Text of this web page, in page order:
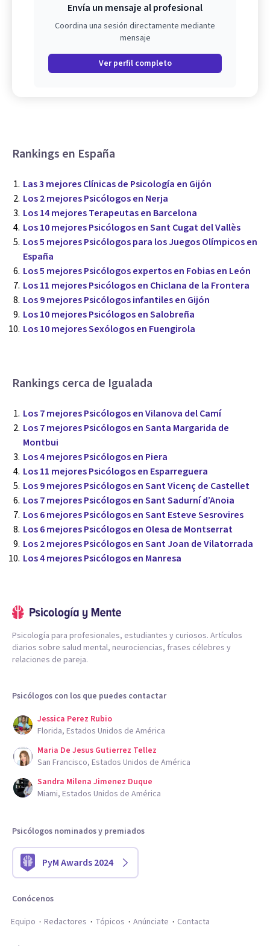
Envía un mensaje al profesional
Coordina una sesión directamente mediante
mensaje
Ver perfil completo
Rankings en España
Las 3 mejores Clínicas de Psicología en Gijón
Los 2 mejores Psicólogos en Nerja
Los 14 mejores Terapeutas en Barcelona
Los 10 mejores Psicólogos en Sant Cugat del Vallès
Los 5 mejores Psicólogos para los Juegos Olímpicos en
España
Los 5 mejores Psicólogos expertos en Fobias en León
Los 11 mejores Psicólogos en Chiclana de la Frontera
Los 9 mejores Psicólogos infantiles en Gijón
Los 10 mejores Psicólogos en Salobreña
Los 10 mejores Sexólogos en Fuengirola
Rankings cerca de Igualada
Los 7 mejores Psicólogos en Vilanova del Camí
Los 7 mejores Psicólogos en Santa Margarida de
Montbui
Los 4 mejores Psicólogos en Piera
Los 11 mejores Psicólogos en Esparreguera
Los 9 mejores Psicólogos en Sant Vicenç de Castellet
Los 7 mejores Psicólogos en Sant Sadurní d’Anoia
Los 6 mejores Psicólogos en Sant Esteve Sesrovires
Los 6 mejores Psicólogos en Olesa de Montserrat
Los 2 mejores Psicólogos en Sant Joan de Vilatorrada
Los 4 mejores Psicólogos en Manresa
Psicología para profesionales, estudiantes y curiosos. Artículos
diarios sobre salud mental, neurociencias, frases célebres y
relaciones de pareja.
Psicólogos con los que puedes contactar
Jessica Perez Rubio
Florida, Estados Unidos de América
Maria De Jesus Gutierrez Tellez
San Francisco, Estados Unidos de América
Sandra Milena Jimenez Duque
Miami, Estados Unidos de América
Psicólogos nominados y premiados
PyM Awards 2024
Conócenos
Equipo
Redactores Tópicos Anúnciate Contacta